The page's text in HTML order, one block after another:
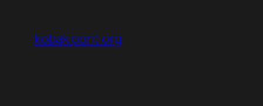
tartalomhoz
kobak pont org